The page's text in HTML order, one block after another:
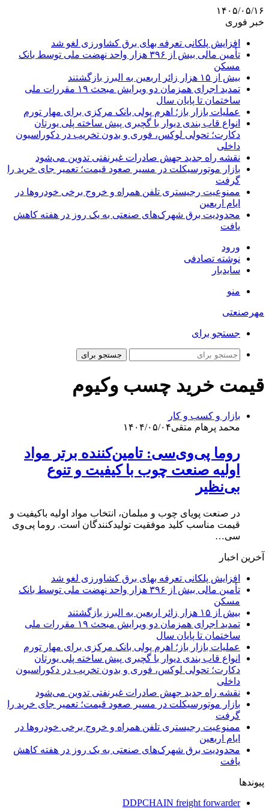
۱۴۰۵/۰۵/۱۶
خبر فوری
افزایش پلکانی تعرفه بهای برق کشاورزی لغو شد
تأمین مالی بیش از ۳۹۶ هزار واحد نهضت ملی توسط بانک
مسکن
بیش از ۱۵ هزار زائر اربعین به البرز بازگشتند
تمدید اجرای همزمان دو ویرایش مبحث ۱۹ مقررات ملی
ساختمان تا پایان سال
عملیات بازار باز؛ اهرم پولی بانک مرکزی برای مهار تورم
انواع قاب بندی دیوار با گچبری پیش ساخته پلی یورتان
دکارت؛ تحولی لوکس، فوری و بدون تخریب در دکوراسیون
داخلی
نقشه راه جدید جهش صادرات غیرنفتی تدوین می‌شود
بازار موتورسیکلت در مسیر صعود قیمت؛ تعمیر جای خرید را
گرفت
ممنوعیت رجیستری تلفن همراه و خروج برخی خودروها در
ایام اربعین
محدودیت برق شهرک‌های صنعتی به یک روز در هفته کاهش
یافت
ورود
نوشته تصادفی
سایدبار
منو
مهرصنعتی
جستجو برای
جستجو برای
قیمت خرید چسب وکیوم
بازار و کسب و کار
محمد پرهام متقی۱۴۰۴/۰۵/۰۴
روما پی‌وی‌سی: تامین‌کننده برتر مواد
اولیه صنعت چوب با کیفیت و تنوع
بی‌نظیر
در صنعت پویای چوب و مبلمان، انتخاب مواد اولیه باکیفیت و
قیمت مناسب کلید موفقیت تولیدکنندگان است. روما پی‌وی‌
سی…
آخرین اخبار
افزایش پلکانی تعرفه بهای برق کشاورزی لغو شد
تأمین مالی بیش از ۳۹۶ هزار واحد نهضت ملی توسط بانک
مسکن
بیش از ۱۵ هزار زائر اربعین به البرز بازگشتند
تمدید اجرای همزمان دو ویرایش مبحث ۱۹ مقررات ملی
ساختمان تا پایان سال
عملیات بازار باز؛ اهرم پولی بانک مرکزی برای مهار تورم
انواع قاب بندی دیوار با گچبری پیش ساخته پلی یورتان
دکارت؛ تحولی لوکس، فوری و بدون تخریب در دکوراسیون
داخلی
نقشه راه جدید جهش صادرات غیرنفتی تدوین می‌شود
بازار موتورسیکلت در مسیر صعود قیمت؛ تعمیر جای خرید را
گرفت
ممنوعیت رجیستری تلفن همراه و خروج برخی خودروها در
ایام اربعین
محدودیت برق شهرک‌های صنعتی به یک روز در هفته کاهش
یافت
پیوندها
DDPCHAIN freight forwarder